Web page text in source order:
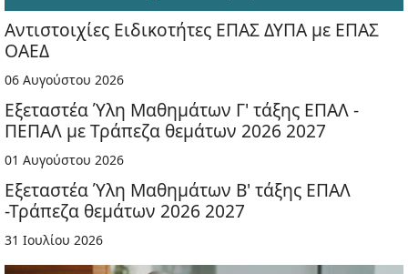
Αντιστοιχίες Ειδικοτήτες ΕΠΑΣ ΔΥΠΑ με ΕΠΑΣ
ΟΑΕΔ
06 Αυγούστου 2026
Εξεταστέα Ύλη Μαθημάτων Γ' τάξης ΕΠΑΛ -
ΠΕΠΑΛ με Τράπεζα θεμάτων 2026 2027
01 Αυγούστου 2026
Εξεταστέα Ύλη Μαθημάτων Β' τάξης ΕΠΑΛ
-Τράπεζα θεμάτων 2026 2027
31 Ιουλίου 2026